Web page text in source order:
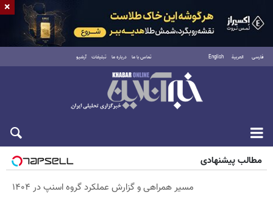
فارسی العربية English تماس با ما درباره ما تبلیغات آرشیو
پنجشنبه ۱۵ مرداد ۱۴۰۵
مطالب پیشنهادی
مسیر همراهی و گزارش عملکرد گروه اسنپ در ۱۴۰۴
×